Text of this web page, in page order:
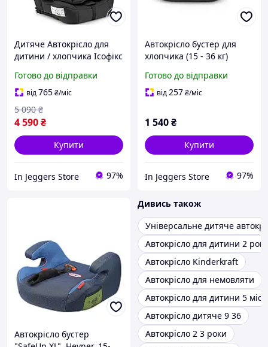
Дитяче Автокрісло для
дитини / хлопчика Ісофікс
Готово до відправки
від765₴/міс
4 590₴
5 090 ₴
Купити
In Jeggers Store 97%
Автокрісло бустер для
хлопчика (15 - 36 кг)
Готово до відправки
від257₴/міс
1 540₴
Купити
In Jeggers Store 97%
Автокрісло бустер
Дивись також
Універсальне дитяче
Автокрісло для дитини 2
Автокрісло Kinderkraft
Автокрісло для немовляти
Автокрісло для дитини 5
Автокрісло дитяче 9 36
Автокрісло 2 3 роки